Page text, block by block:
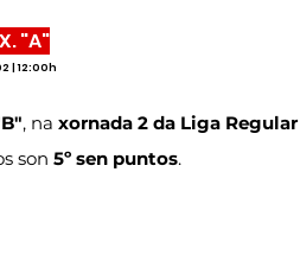
"A"
| 12:00h
, na xornada 2 da Liga Regular
son 5º sen puntos.